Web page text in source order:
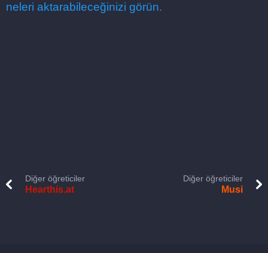
neleri aktarabileceğinizi görün.
Diğer öğreticiler
Hearthis.at
Diğer öğreticiler
Musi